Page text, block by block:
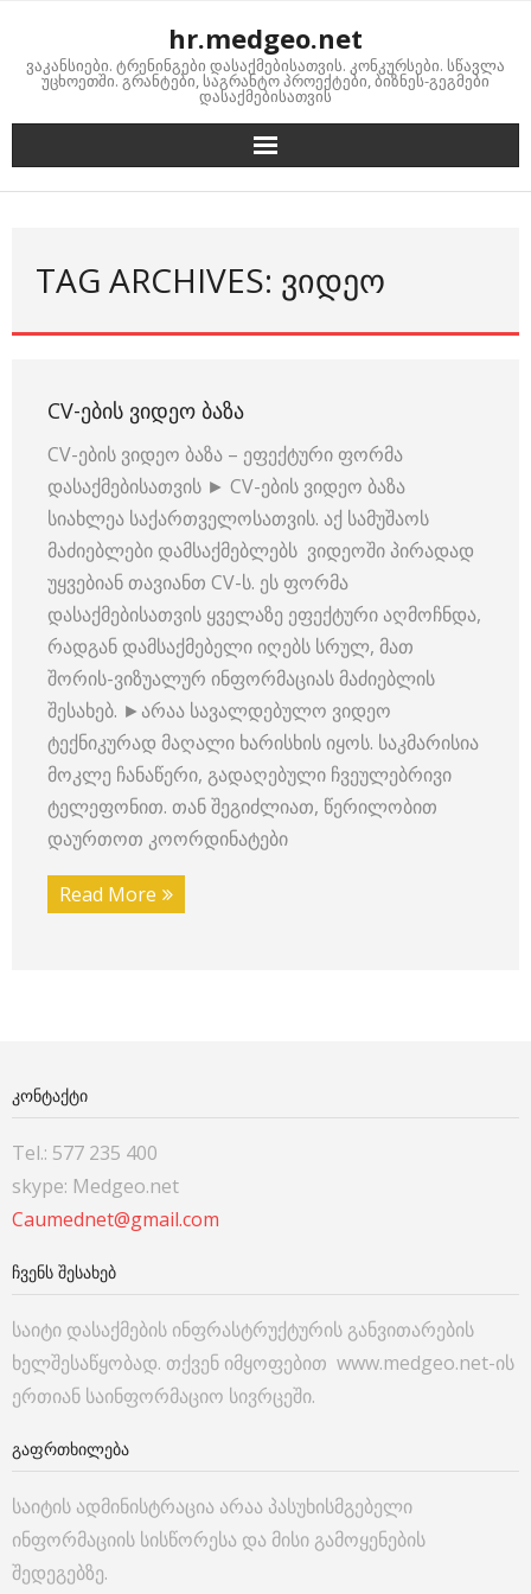
content
hr.medgeo.net
ვაკანსიები. ტრენინგები დასაქმებისათვის. კონკურსები. სწავლა
უცხოეთში. გრანტები, საგრანტო პროექტები, ბიზნეს-გეგმები
დასაქმებისათვის
TAG ARCHIVES: ᲕᲘᲓᲔᲝ
CV-ᲔᲑᲘᲡ ᲕᲘᲓᲔᲝ ᲑᲐᲖᲐ
CV-ების ვიდეო ბაზა – ეფექტური ფორმა
დასაქმებისათვის ► CV-ების ვიდეო ბაზა
სიახლეა საქართველოსათვის. აქ სამუშაოს
მაძიებლები დამსაქმებლებს ვიდეოში პირადად
უყვებიან თავიანთ CV-ს. ეს ფორმა
დასაქმებისათვის ყველაზე ეფექტური აღმოჩნდა,
რადგან დამსაქმებელი იღებს სრულ, მათ
შორის-ვიზუალურ ინფორმაციას მაძიებლის
შესახებ. ►არაა სავალდებულო ვიდეო
ტექნიკურად მაღალი ხარისხის იყოს. საკმარისია
მოკლე ჩანაწერი, გადაღებული ჩვეულებრივი
ტელეფონით. თან შეგიძლიათ, წერილობით
დაურთოთ კოორდინატები
Read More
ᲙᲝᲜᲢᲐᲥᲢᲘ
Tel.: 577 235 400
skype: Medgeo.net
Caumednet@gmail.com
ᲩᲕᲔᲜᲡ ᲨᲔᲡᲐᲮᲔᲑ
საიტი დასაქმების ინფრასტრუქტურის განვითარების
ხელშესაწყობად. თქვენ იმყოფებით www.medgeo.net-ის
ერთიან საინფორმაციო სივრცეში.
ᲒᲐᲤᲠᲗᲮᲘᲚᲔᲑᲐ
საიტის ადმინისტრაცია არაა პასუხისმგებელი
ინფორმაციის სისწორესა და მისი გამოყენების
შედეგებზე.